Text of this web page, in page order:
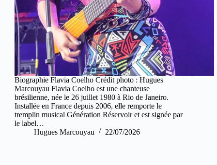
Biographie Flavia Coelho Crédit photo : Hugues
Marcouyau Flavia Coelho est une chanteuse
brésilienne, née le 26 juillet 1980 à Rio de Janeiro.
Installée en France depuis 2006, elle remporte le
tremplin musical Génération Réservoir et est signée par
le label…
Hugues Marcouyau
22/07/2026